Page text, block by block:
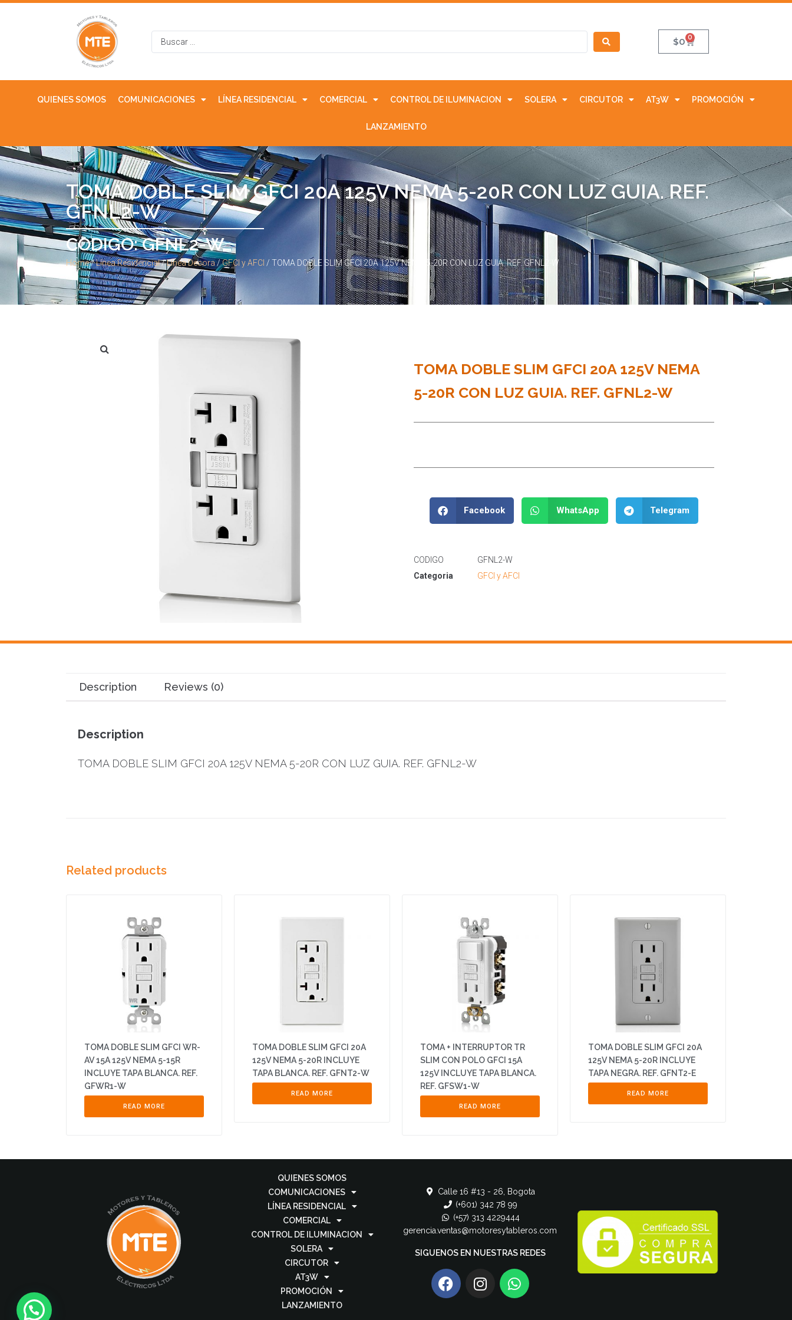
$0 0
QUIENES SOMOS COMUNICACIONES LÍNEA RESIDENCIAL COMERCIAL CONTROL DE ILUMINACION SOLERA CIRCUTOR AT3W PROMOCIÓN
LANZAMIENTO
TOMA DOBLE SLIM GFCI 20A 125V NEMA 5-20R CON LUZ GUIA. REF.
GFNL2-W
CODIGO: GFNL2-W
Home/Línea Residencial/Línea Decora/GFCI y AFCI / TOMA DOBLE SLIM GFCI 20A 125V NEMA 5-20R CON LUZ GUIA. REF. GFNL2-W
TOMA DOBLE SLIM GFCI 20A 125V NEMA
5-20R CON LUZ GUIA. REF. GFNL2-W
Facebook WhatsApp Telegram
CODIGO
GFNL2-W
Categoria
GFCI y AFCI
Description Reviews (0)
Description
TOMA DOBLE SLIM GFCI 20A 125V NEMA 5-20R CON LUZ GUIA. REF. GFNL2-W
Related products
TOMA DOBLE SLIM GFCI WR-
AV 15A 125V NEMA 5-15R
INCLUYE TAPA BLANCA. REF.
GFWR1-W
READ MORE
TOMA DOBLE SLIM GFCI 20A
125V NEMA 5-20R INCLUYE
TAPA BLANCA. REF. GFNT2-W
READ MORE
TOMA + INTERRUPTOR TR
SLIM CON POLO GFCI 15A
125V INCLUYE TAPA BLANCA.
REF. GFSW1-W
READ MORE
TOMA DOBLE SLIM GFCI 20A
125V NEMA 5-20R INCLUYE
TAPA NEGRA. REF. GFNT2-E
READ MORE
QUIENES SOMOS
COMUNICACIONES
LÍNEA RESIDENCIAL
COMERCIAL
CONTROL DE ILUMINACION
SOLERA
CIRCUTOR
AT3W
PROMOCIÓN
LANZAMIENTO
Calle 16 #13 - 26, Bogota
(+601) 342 78 99
(+57) 313 4229444
gerencia.ventas@motoresytableros.com
SIGUENOS EN NUESTRAS REDES